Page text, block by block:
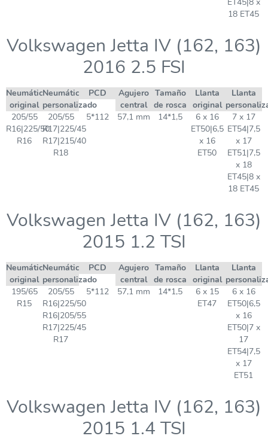
18 ET45
Volkswagen Jetta IV (162, 163)
2016 2.5 FSI
Neumático
original
Neumático
personalizado
PCD
Agujero
central
Tamaño
de rosca
Llanta
original
Llanta
205/55
R16|225/50
R16
205/55
R17|225/45
R17|215/40
R18
5*112 57,1 mm 14*1,5
6 x 16
ET50|6,5
x 16
ET50
7 x 17
ET54|7,5
x 17
ET51|7,5
x 18
ET45|8 x
18 ET45
Volkswagen Jetta IV (162, 163)
2015 1.2 TSI
Neumático
original
Neumático
personalizado
PCD
Agujero
central
Tamaño
de rosca
Llanta
original
Llanta
195/65
R15
205/55
R16|225/50
R16|205/55
R17|225/45
R17
5*112 57,1 mm 14*1,5
6 x 15
ET47
6 x 16
ET50|6,5
x 16
ET50|7 x
17
ET54|7,5
x 17
ET51
Volkswagen Jetta IV (162, 163)
2015 1.4 TSI